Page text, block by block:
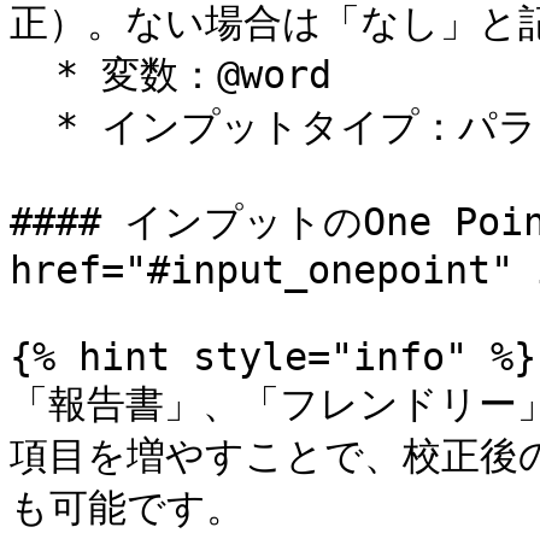
正）。ない場合は「なし」と
#### インプットのOne
href="#input_onepoint"
{% hint style="info" %}
「報告書」、「フレンドリ
項目を増やすことで、校正
も可能です。